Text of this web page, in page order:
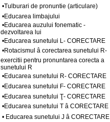
•Tulburari de pronuntie (articulare)
•Educarea limbajului
•Educarea auzului fonematic -
dezvoltarea lui
•Educarea sunetului L- CORECTARE
•Rotacismul â corectarea sunetului R-
exercitii pentru pronuntarea corecta a
sunetului R
•Educarea sunetului R- CORECTARE
•Educarea sunetului F- CORECTARE
•Educarea sunetului Ţ- CORECTARE
•Educarea sunetului T â CORECTARE
• Educarea sunetului J â CORECTARE